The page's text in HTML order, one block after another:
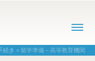
き » 留学準備－高等教育機関